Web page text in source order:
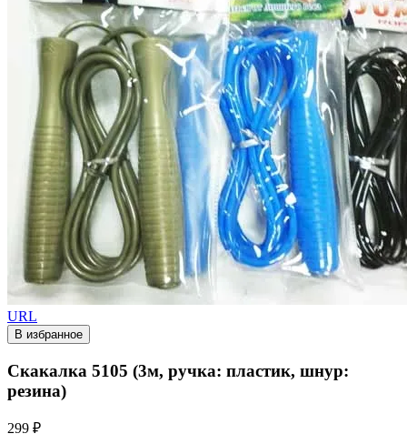
URL
В избранное
Скакалка 5105 (3м, ручка: пластик, шнур:
резина)
299 ₽